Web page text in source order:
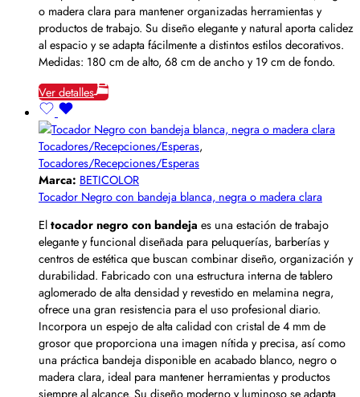
o madera clara para mantener organizadas herramientas y
productos de trabajo. Su diseño elegante y natural aporta calidez
al espacio y se adapta fácilmente a distintos estilos decorativos.
Medidas: 180 cm de alto, 68 cm de ancho y 19 cm de fondo.
Ver detalles
Tocadores/Recepciones/Esperas,
Tocadores/Recepciones/Esperas
Marca: BETICOLOR
Tocador Negro con bandeja blanca, negra o madera clara
Eltocador negro con bandeja es una estación de trabajo
elegante y funcional diseñada para peluquerías, barberías y
centros de estética que buscan combinar diseño, organización y
durabilidad. Fabricado con una estructura interna de tablero
aglomerado de alta densidad y revestido en melamina negra,
ofrece una gran resistencia para el uso profesional diario.
Incorpora un espejo de alta calidad con cristal de 4 mm de
grosor que proporciona una imagen nítida y precisa, así como
una práctica bandeja disponible en acabado blanco, negro o
madera clara, ideal para mantener herramientas y productos
siempre al alcance. Su diseño moderno y luminoso se adapta